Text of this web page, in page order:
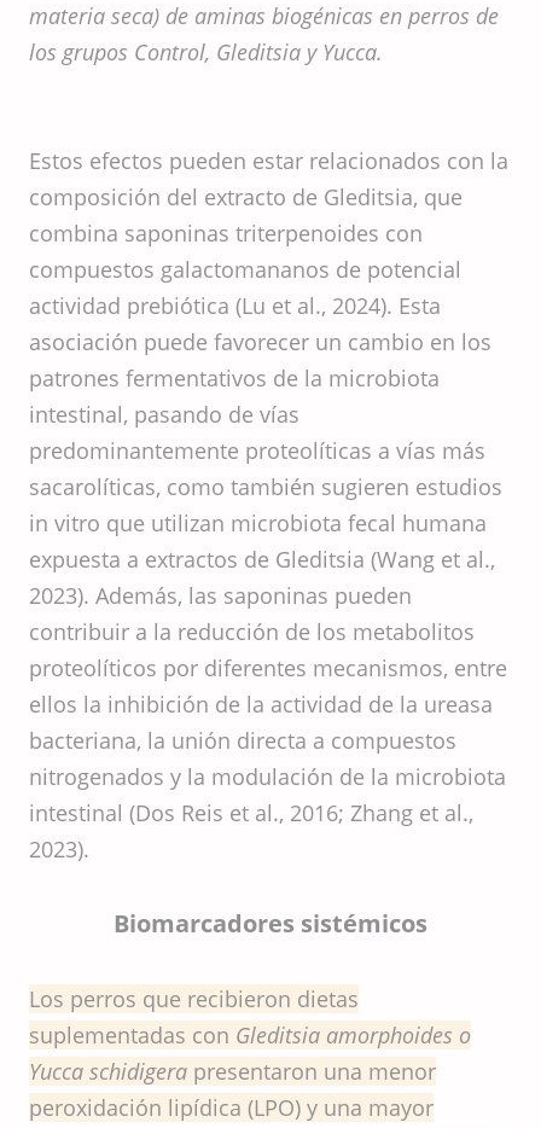
materia seca) de aminas biogénicas en perros de
los grupos Control, Gleditsia y Yucca.
Estos efectos pueden estar relacionados con la
composición del extracto de Gleditsia, que
combina saponinas triterpenoides con
compuestos galactomananos de potencial
actividad prebiótica (Lu et al., 2024). Esta
asociación puede favorecer un cambio en los
patrones fermentativos de la microbiota
intestinal, pasando de vías
predominantemente proteolíticas a vías más
sacarolíticas, como también sugieren estudios
in vitro que utilizan microbiota fecal humana
expuesta a extractos de Gleditsia (Wang et al.,
2023). Además, las saponinas pueden
contribuir a la reducción de los metabolitos
proteolíticos por diferentes mecanismos, entre
ellos la inhibición de la actividad de la ureasa
bacteriana, la unión directa a compuestos
nitrogenados y la modulación de la microbiota
intestinal (Dos Reis et al., 2016; Zhang et al.,
2023).
Biomarcadores sistémicos
Los perros que recibieron dietas
suplementadas con Gleditsia amorphoides o
Yucca schidigera presentaron una menor
peroxidación lipídica (LPO) y una mayor